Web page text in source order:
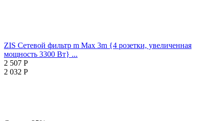
ZIS Сетевой фильтр m Max 3m {4 розетки, увеличенная
мощность 3300 Вт} ...
2 507 Р
2 032 Р